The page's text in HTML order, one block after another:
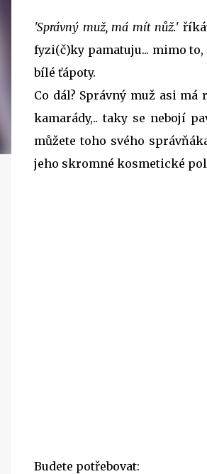
'Správný muž, má mít nůž.'
fyzi(č)ky pamatuju... mimo
bílé ťápoty.
Co dál? Správný muž asi
kamarády,.. taky se nebojí
můžete toho svého
jeho skromné kosmetické
Budete potřebovat: